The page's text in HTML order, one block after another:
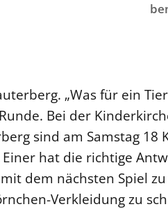
„Was für ein
Bei der
sind am Samstag 18
hat die richtige
dem nächsten Spiel
Verkleidung zu